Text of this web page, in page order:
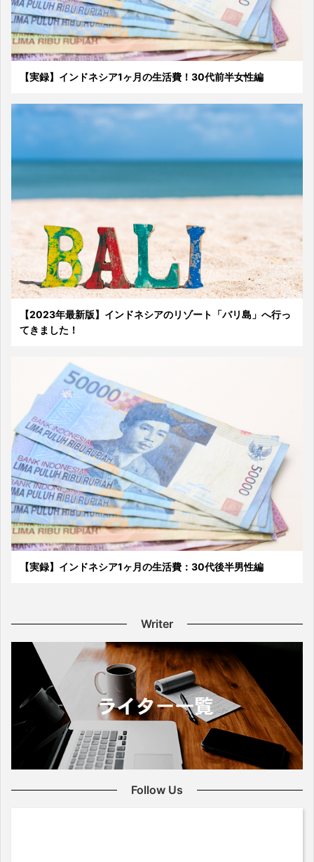
【実録】インドネシア1ヶ月の生活費！30代前半女性編
【2023年最新版】インドネシアのリゾート「バリ島」へ行っ
てきました！
【実録】インドネシア1ヶ月の生活費：30代後半男性編
Writer
Follow Us